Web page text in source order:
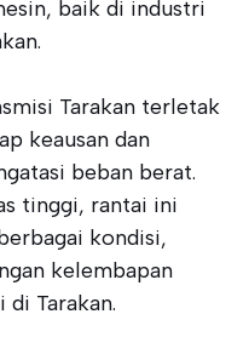
baik di industri
Tarakan terletak
keausan dan
beban berat.
tinggi, rantai ini
kondisi,
kelembapan
Tarakan.